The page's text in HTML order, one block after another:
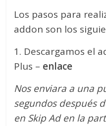
Los pasos para
addon son los
1. Descargamos el
Plus – enlace
Nos enviara a una
segundos después
en Skip Ad en la